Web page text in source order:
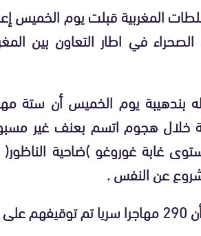
الصحراء في اطار التعاون بين
بندهيبة يوم الخميس أن ستة
غابة غوروغو )ضاحية
عن النفس .
.